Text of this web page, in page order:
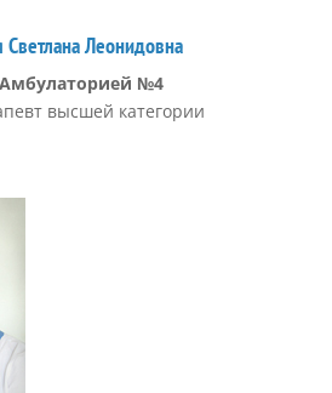
Светлана Леонидовна
№4
высшей категории